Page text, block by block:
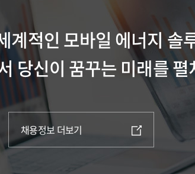
계적인 모바일 에너지 솔
당신이 꿈꾸는 미래를
채용정보 더보기